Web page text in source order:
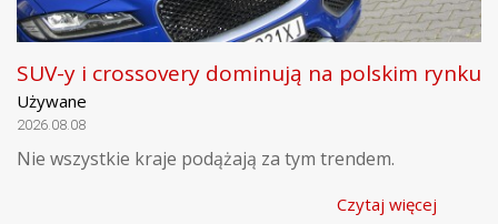
SUV-y i crossovery dominują na polskim rynku
Używane
2026.08.08
Nie wszystkie kraje podążają za tym trendem.
Czytaj więcej